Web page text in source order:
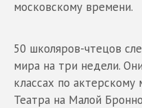
московскому времени.
50 школяров-чтецов
мира на три недели.
классах по
Театра на Малой